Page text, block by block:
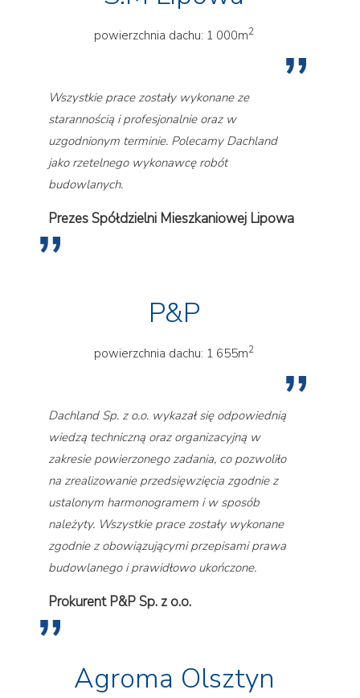
powierzchnia dachu: 1 000m2
Wszystkie prace zostały wykonane ze
starannością i profesjonalnie oraz w
uzgodnionym terminie. Polecamy Dachland
jako rzetelnego wykonawcę robót
budowlanych.
Prezes Spółdzielni Mieszkaniowej Lipowa
P&P
powierzchnia dachu: 1 655m2
Dachland Sp. z o.o. wykazał się odpowiednią
wiedzą techniczną oraz organizacyjną w
zakresie powierzonego zadania, co pozwoliło
na zrealizowanie przedsięwzięcia zgodnie z
ustalonym harmonogramem i w sposób
należyty. Wszystkie prace zostały wykonane
zgodnie z obowiązującymi przepisami prawa
budowlanego i prawidłowo ukończone.
Prokurent P&P Sp. z o.o.
Agroma Olsztyn